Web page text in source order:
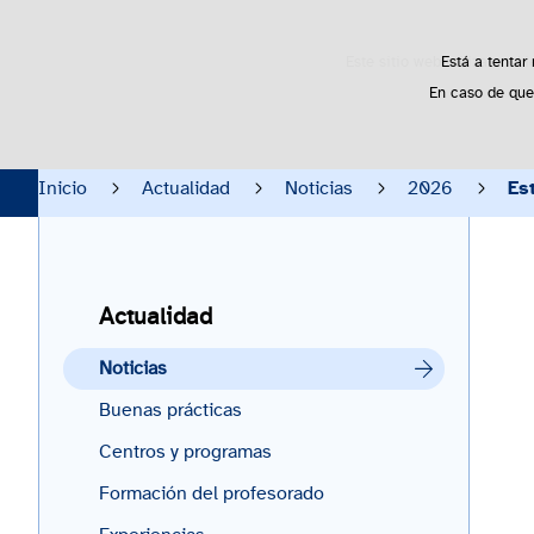
Este sitio web utiliza
Está a
En caso de
Inicio Actualidad Noticias 2026
Actualidad
Noticias
Buenas prácticas
Centros y programas
Formación del profesorado